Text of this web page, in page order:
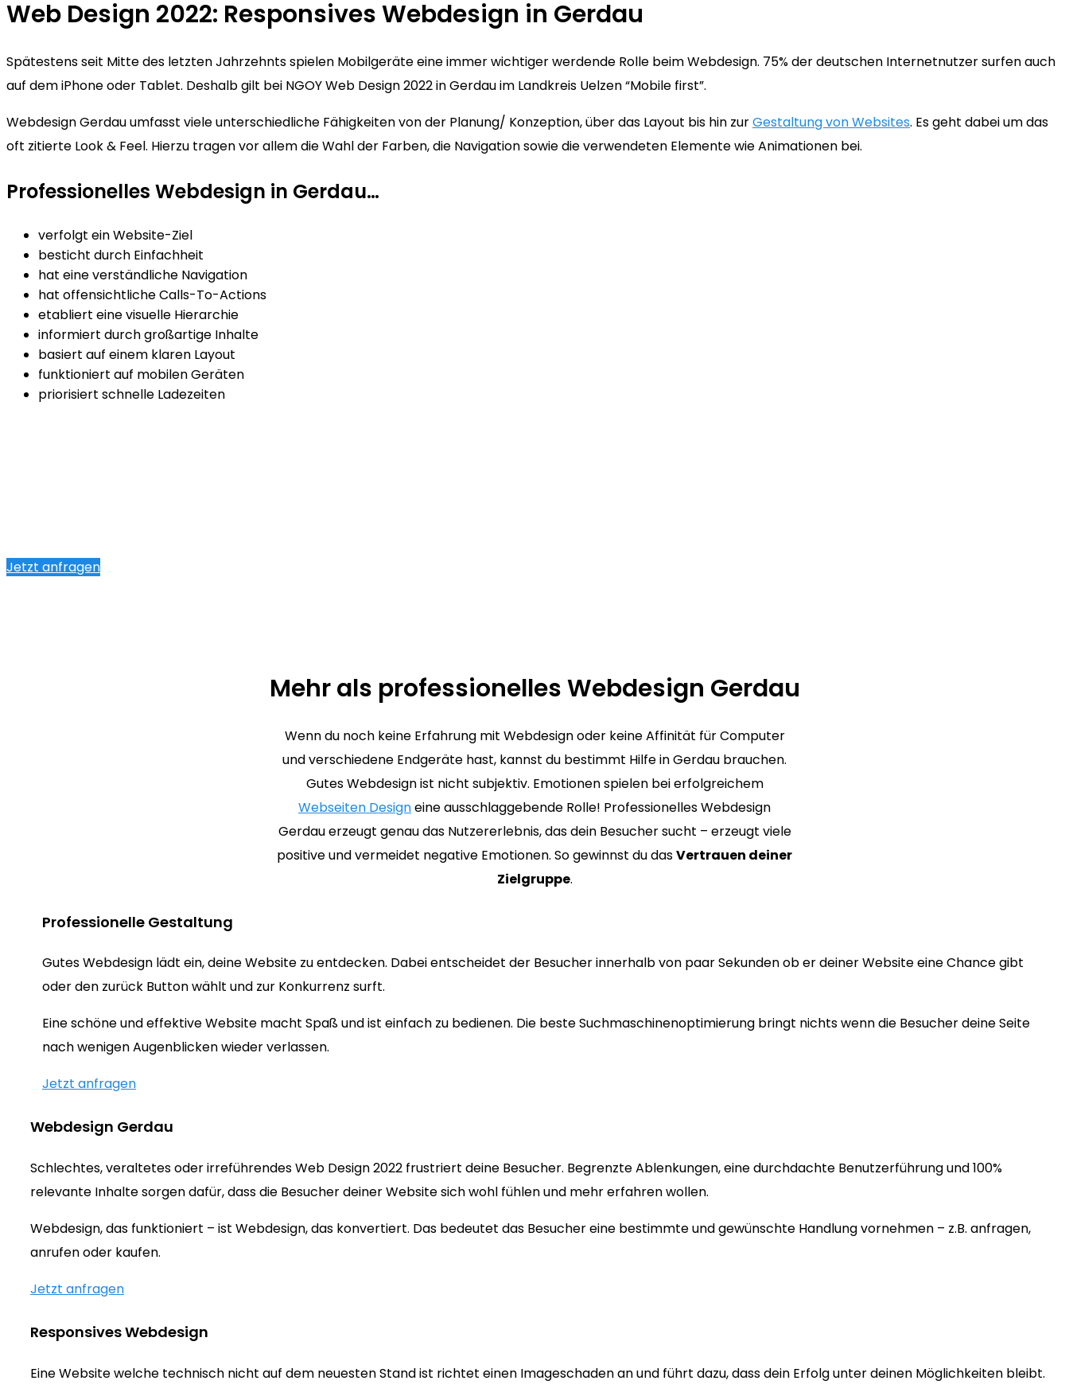
Web Design 2022: Responsives Webdesign in Gerdau
Spätestens seit Mitte des letzten Jahrzehnts spielen Mobilgeräte eine immer wichtiger werdende Rolle beim Webdesign. 75% der deutschen Internetnutzer surfen auch
auf dem iPhone oder Tablet. Deshalb gilt bei NGOY Web Design 2022 in Gerdau im Landkreis Uelzen “Mobile first”.
Webdesign Gerdau umfasst viele unterschiedliche Fähigkeiten von der Planung/ Konzeption, über das Layout bis hin zurGestaltung von Websites. Es geht dabei um das
oft zitierte Look & Feel. Hierzu tragen vor allem die Wahl der Farben, die Navigation sowie die verwendeten Elemente wie Animationen bei.
Professionelles Webdesign in Gerdau…
verfolgt ein Website-Ziel
besticht durch Einfachheit
hat eine verständliche Navigation
hat offensichtliche Calls-To-Actions
etabliert eine visuelle Hierarchie
informiert durch großartige Inhalte
basiert auf einem klaren Layout
funktioniert auf mobilen Geräten
priorisiert schnelle Ladezeiten
Jetzt anfragen
Mehr als professionelles Webdesign Gerdau
Wenn du noch keine Erfahrung mit Webdesign oder keine Affinität für Computer
und verschiedene Endgeräte hast, kannst du bestimmt Hilfe in Gerdau brauchen.
Gutes Webdesign ist nicht subjektiv. Emotionen spielen bei erfolgreichem
Webseiten Designeine ausschlaggebende Rolle! Professionelles Webdesign
Gerdau erzeugt genau das Nutzererlebnis, das dein Besucher sucht – erzeugt viele
positive und vermeidet negative Emotionen. So gewinnst du dasVertrauen deiner
Zielgruppe.
Professionelle Gestaltung
Gutes Webdesign lädt ein, deine Website zu entdecken. Dabei entscheidet der Besucher innerhalb von paar Sekunden ob er deiner Website eine Chance gibt
oder den zurück Button wählt und zur Konkurrenz surft.
Eine schöne und effektive Website macht Spaß und ist einfach zu bedienen. Die beste Suchmaschinenoptimierung bringt nichts wenn die Besucher deine Seite
nach wenigen Augenblicken wieder verlassen.
Jetzt anfragen
Webdesign Gerdau
Schlechtes, veraltetes oder irreführendes Web Design 2022 frustriert deine Besucher. Begrenzte Ablenkungen, eine durchdachte Benutzerführung und 100%
relevante Inhalte sorgen dafür, dass die Besucher deiner Website sich wohl fühlen und mehr erfahren wollen.
Webdesign, das funktioniert – ist Webdesign, das konvertiert. Das bedeutet das Besucher eine bestimmte und gewünschte Handlung vornehmen – z.B. anfragen,
anrufen oder kaufen.
Jetzt anfragen
Responsives Webdesign
Eine Website welche technisch nicht auf dem neuesten Stand ist richtet einen Imageschaden an und führt dazu, dass dein Erfolg unter deinen Möglichkeiten bleibt.